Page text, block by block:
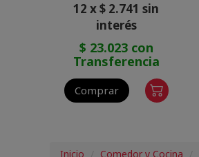
12 x $ 2.741 sin
interés
$ 23.023 con
Transferencia
Comprar
Inicio Comedor y Cocina